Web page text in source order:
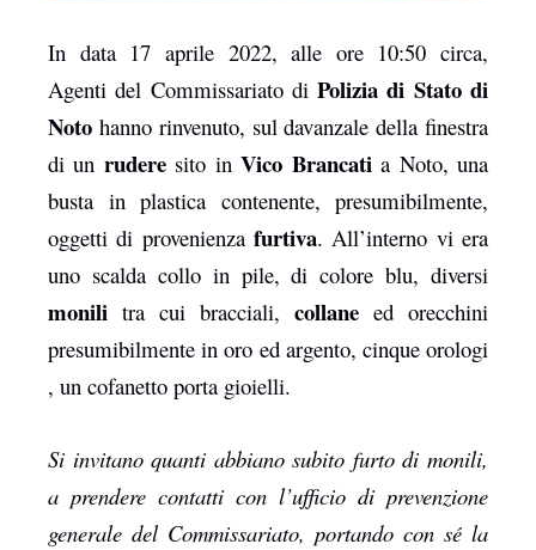
In data 17 aprile 2022, alle ore 10:50 circa,
Agenti del Commissariato diPolizia di Stato di
Noto hanno rinvenuto, sul davanzale della finestra
di un ruderesito inVico Brancatia Noto, una
busta in plastica contenente, presumibilmente,
oggetti di provenienza furtiva. All’interno vi era
uno scalda collo in pile, di colore blu, diversi
monili tra cui bracciali, collane ed orecchini
presumibilmente in oro ed argento, cinque orologi
, un cofanetto porta gioielli.
Si invitano quanti abbiano subito furto di monili,
a prendere contatti con l’ufficio di prevenzione
generale del Commissariato, portando con sé la